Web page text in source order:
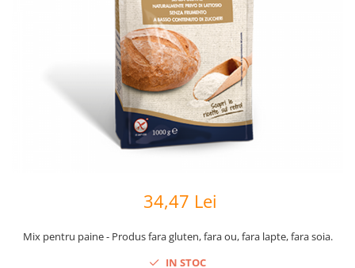
34,47 Lei
Mix pentru paine - Produs fara gluten, fara ou, fara lapte, fara soia.
IN STOC